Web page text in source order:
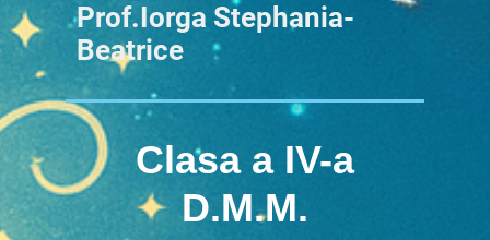
Prof.Iorga Stephania-
Beatrice
Clasa a IV-a
D.M.M.